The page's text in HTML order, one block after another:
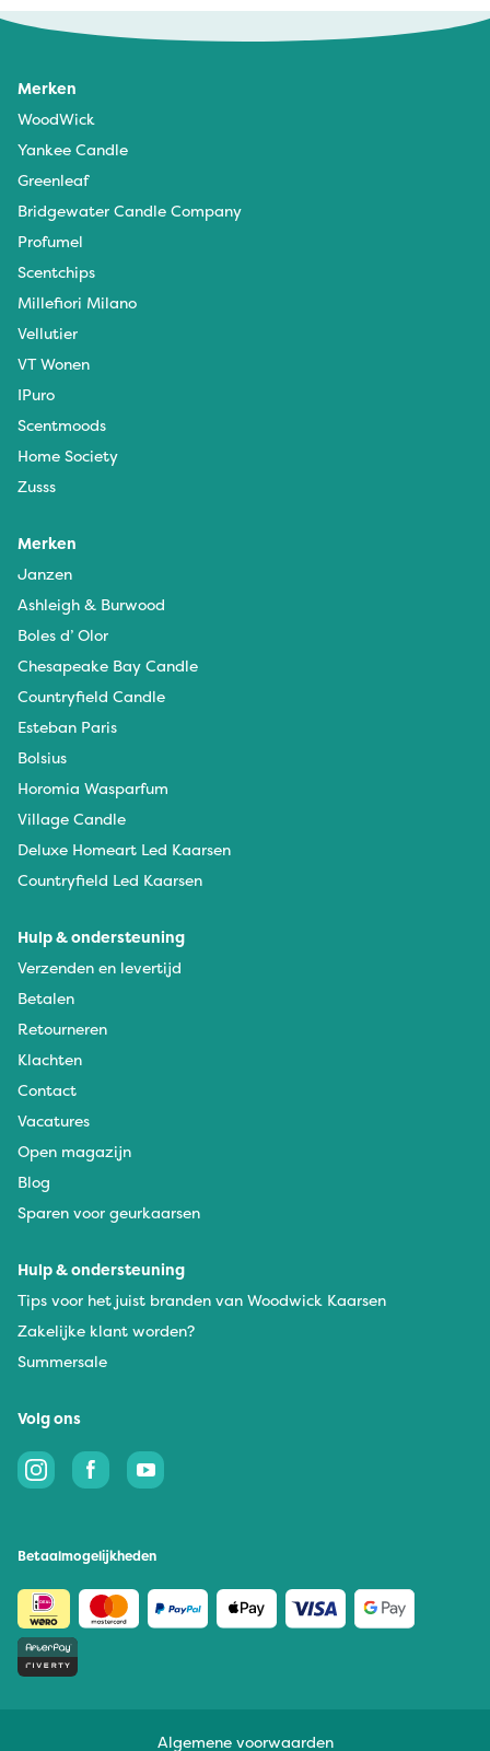
Merken
WoodWick
Yankee Candle
Greenleaf
Bridgewater Candle Company
Profumel
Scentchips
Millefiori Milano
Vellutier
VT Wonen
IPuro
Scentmoods
Home Society
Zusss
Merken
Janzen
Ashleigh & Burwood
Boles d’ Olor
Chesapeake Bay Candle
Countryfield Candle
Esteban Paris
Bolsius
Horomia Wasparfum
Village Candle
Deluxe Homeart Led Kaarsen
Countryfield Led Kaarsen
Hulp & ondersteuning
Verzenden en levertijd
Betalen
Retourneren
Klachten
Contact
Vacatures
Open magazijn
Blog
Sparen voor geurkaarsen
Hulp & ondersteuning
Tips voor het juist branden van Woodwick Kaarsen
Zakelijke klant worden?
Summersale
Volg ons
Betaalmogelijkheden
Algemene voorwaarden